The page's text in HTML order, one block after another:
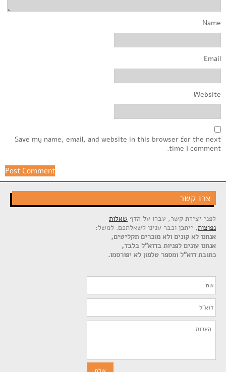
Name
Email
Website
Save my name, email, and website in this browser for the next
time I comment.
צרו קשר
לפני יצירת קשר, עברו על הדף שאלות
נפוצות, ייתכן וכבר ענינו לשאלתכם. למשל:
אנחנו לא קונים ולא מוכרים תקליטים,
אנחנו עונים לפניות בדוא"ל בלבד,
כתובת דוא"ל ומספר טלפון לא יפורסמו.